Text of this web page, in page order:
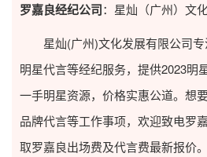
罗嘉良经纪公司：星灿（广州）文
星灿(广州)文化发展有限公司专
明星代言等经纪服务，提供2023明
一手明星资源，价格实惠公道。想
品牌代言等工作事项，欢迎致电
取罗嘉良出场费及代言费最新报价。